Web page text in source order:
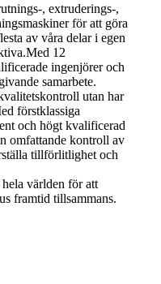
, extruderings-,
för att göra
av våra delar i egen
12
ingenjörer och
samarbete.
utan har
förstklassiga
och högt kvalificerad
omfattande kontroll av
tillförlitlighet och
världen för att
framtid tillsammans.